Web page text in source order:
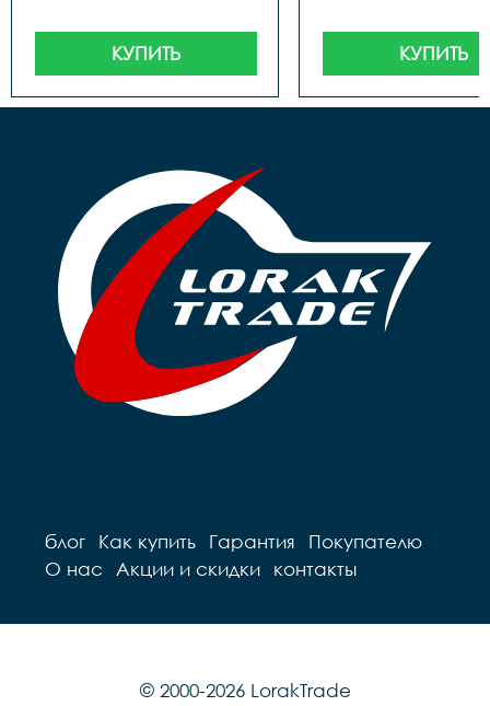
КУПИТЬ КУПИТЬ
блог Как купить Гарантия
Покупателю
О нас
Акции и скидки контакты
© 2000-2026 LorakTrade